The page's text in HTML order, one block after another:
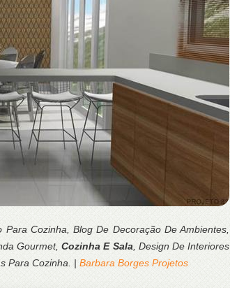
Para Cozinha, Blog De Decoração De Ambientes,
Gourmet,Cozinha E Sala , Design De Interiores
Para Cozinha. | Barbara Borges Projetos